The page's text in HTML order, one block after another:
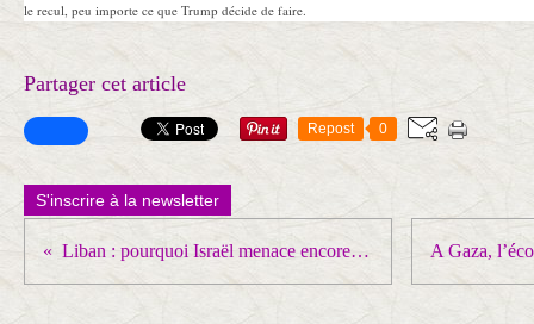
le recul, peu importe ce que Trump décide de faire.
Partager cet article
Repost 0
S'inscrire à la newsletter
Liban : pourquoi Israël menace encore de bombarder Beyrouth ?